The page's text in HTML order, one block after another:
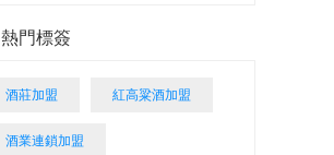
熱門標簽
酒莊加盟 紅高粱酒加盟
酒業連鎖加盟